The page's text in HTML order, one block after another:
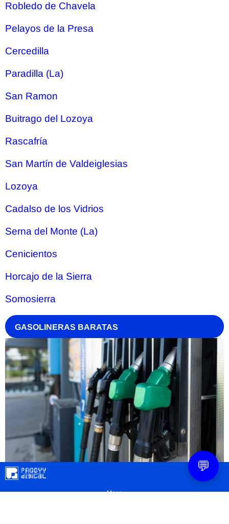
Robledo de Chavela
Pelayos de la Presa
Cercedilla
Paradilla (La)
San Ramon
Buitrago del Lozoya
Rascafría
San Martín de Valdeiglesias
Lozoya
Cadalso de los Vidrios
Serna del Monte (La)
Cenicientos
Horcajo de la Sierra
Somosierra
GASOLINERAS BARATAS
Mapa
💬